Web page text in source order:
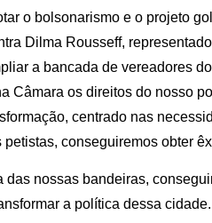
o bolsonarismo e o projeto
Dilma Rousseff,
a bancada de vereadores
Câmara os direitos do nosso
centrado nas
conseguiremos obter
nossas bandeiras,
a política dessa cidade.